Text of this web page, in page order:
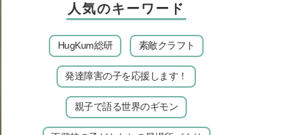
人気のキーワード
HugKum総研 素敵クラフト
発達障害の子を応援します！
親子で語る世界のギモン